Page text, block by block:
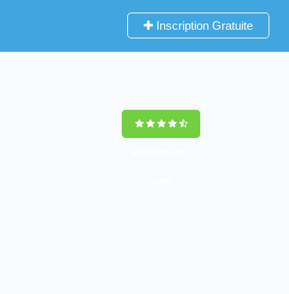
Inscription Gratuite